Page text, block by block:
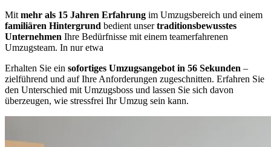
Mit mehr als 15 Jahren Erfahrung im Umzugsbereich und einem
familiären Hintergrund bedient unsertraditionsbewusstes
Unternehmen Ihre Bedürfnisse mit einem teamerfahrenen
Umzugsteam. In nur etwa
Erhalten Sie ein sofortiges Umzugsangebot in 56 Sekunden –
zielführend und auf Ihre Anforderungen zugeschnitten. Erfahren Sie
den Unterschied mit Umzugsboss und lassen Sie sich davon
überzeugen, wie stressfrei Ihr Umzug sein kann.